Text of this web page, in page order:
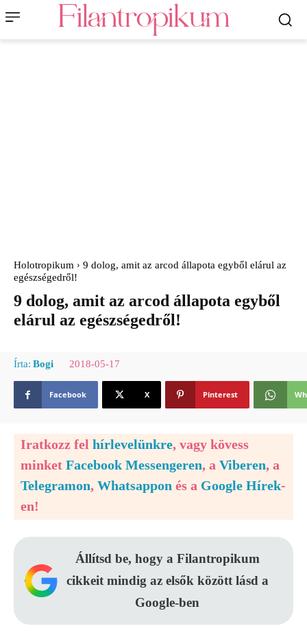
Holotropikum
9 dolog, amit az arcod állapota egyből elárul az
egészségedről!
9 dolog, amit az arcod állapota egyből
elárul az egészségedről!
Írta: Bogi 2018-05-17
Facebook X Pinterest
Iratkozz fel hírlevelünkre, vagy kövess
minket Facebook Messengeren, a Viberen, a
Telegramon, Whatsappon és a Google Hírek-
en!
Állítsd be, hogy a Filantropikum
cikkeit mindig az elsők között lásd a
Google-ben